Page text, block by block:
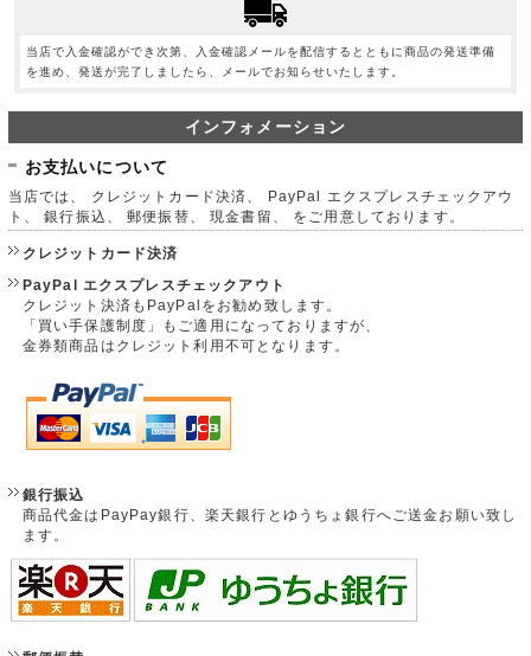
当店で入金確認ができ次第、入金確認メールを配信するとともに商品の発送準備
を進め、発送が完了しましたら、メールでお知らせいたします。
インフォメーション
お支払いについて
当店では、 クレジットカード決済、 PayPal エクスプレスチェックアウ
ト、 銀行振込、 郵便振替、 現金書留、 をご用意しております。
クレジットカード決済
PayPal エクスプレスチェックアウト
クレジット決済もPayPalをお勧め致します。
「買い手保護制度」もご適用になっておりますが、
金券類商品はクレジット利用不可となります。
銀行振込
商品代金はPayPay銀行、楽天銀行とゆうちょ銀行へご送金お願い致し
ます。